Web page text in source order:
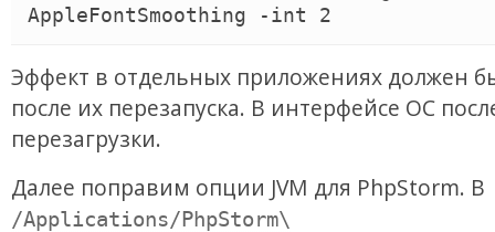
Эффект в отдельных приложениях должен
после их перезапуска. В интерфейсе ОС
перезагрузки.
Далее поправим опции JVM для PhpStorm. В
/Applications/PhpStorm\